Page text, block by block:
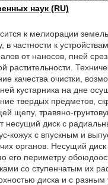
наук (RU)
к мелиорации
в частности к
от наносов, пней
растительности.
качества очистки,
кустарника на дне
твердых предметов,
щепу, травяно-
несущий диск с
кожух с впускным и
органов. Несущий
его периметру
со ступенчатым их
диска и с разным